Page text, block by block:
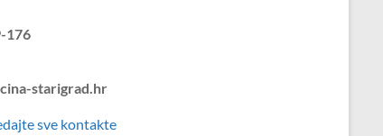
176
starigrad.hr
sve kontakte